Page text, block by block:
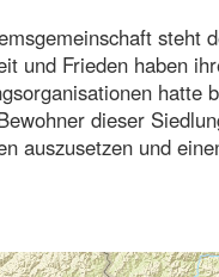
steht
und Frieden haben
hatte
dieser
auszusetzen und